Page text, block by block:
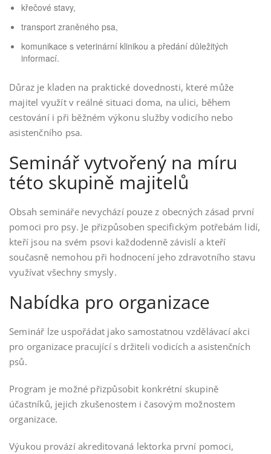
křečové stavy,
transport zraněného psa,
komunikace s veterinární klinikou a předání důležitých
informací.
Důraz je kladen na praktické dovednosti, které může
majitel využít v reálné situaci doma, na ulici, během
cestování i při běžném výkonu služby vodicího nebo
asistenčního psa.
Seminář vytvořený na míru
této skupině majitelů
Obsah semináře nevychází pouze z obecných zásad první
pomoci pro psy. Je přizpůsoben specifickým potřebám lidí,
kteří jsou na svém psovi každodenně závislí a kteří
současně nemohou při hodnocení jeho zdravotního stavu
využívat všechny smysly.
Nabídka pro organizace
Seminář lze uspořádat jako samostatnou vzdělávací akci
pro organizace pracující s držiteli vodicích a asistenčních
psů.
Program je možné přizpůsobit konkrétní skupině
účastníků, jejich zkušenostem i časovým možnostem
organizace.
Výukou provází akreditovaná lektorka první pomoci,